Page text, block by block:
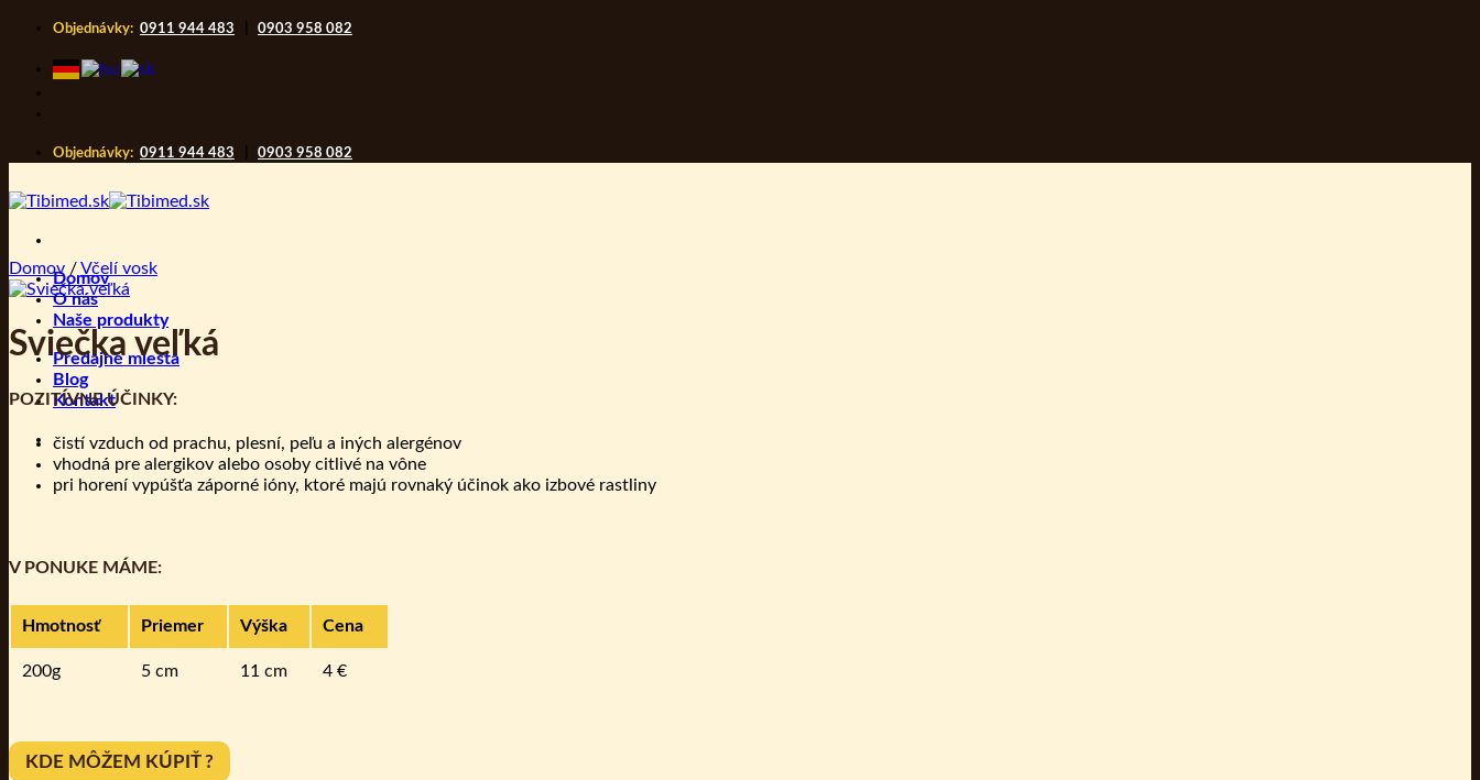
Skip
content
Objednávky: 0911 944 483 0903 958 082
Objednávky: 0911 944 483 0903 958 082
Domov
O nás
Naše produkty
Predajné miesta
Blog
Kontakt
Domov /Včelí vosk
Sviečka veľká
POZITÍVNE ÚČINKY:
čistí vzduch od prachu, plesní, peľu a iných alergénov
vhodná pre alergikov alebo osoby citlivé na vône
pri horení vypúšťa záporné ióny, ktoré majú rovnaký účinok ako izbové rastliny
V PONUKE MÁME:
Hmotnosť Priemer Výška Cena
200g 5 cm 11 cm 4 €
KDE MÔŽEM KÚPIŤ ?